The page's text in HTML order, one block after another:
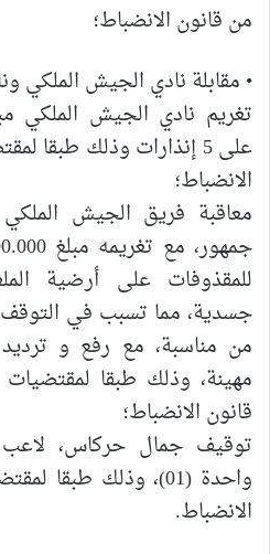
من قانون الانضباط؛
• مقابلة نادي الجيش الملكي
الانضباط؛
للمقذوفات على أرضية
جسدية، مما تسبب في التوقف
من مناسبة، مع رفع و
قانون الانضباط؛
توقيف جمال حركاس، لاعب
الانضباط.